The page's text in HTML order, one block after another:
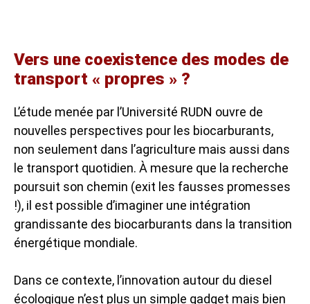
Vers une coexistence des modes de
transport « propres » ?
L’étude menée par l’Université RUDN ouvre de
nouvelles perspectives pour les biocarburants,
non seulement dans l’agriculture mais aussi dans
le transport quotidien. À mesure que la recherche
poursuit son chemin (exit les fausses promesses
!), il est possible d’imaginer une intégration
grandissante des biocarburants dans la transition
énergétique mondiale.
Dans ce contexte, l’innovation autour du diesel
écologique n’est plus un simple gadget mais bien